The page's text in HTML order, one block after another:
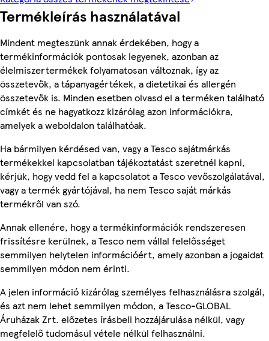
Termékleírás használatával
Mindent megteszünk annak érdekében, hogy a
termékinformációk pontosak legyenek, azonban az
élelmiszertermékek folyamatosan változnak, így az
összetevők, a tápanyagértékek, a dietetikai és allergén
összetevők is. Minden esetben olvasd el a terméken található
címkét és ne hagyatkozz kizárólag azon információkra,
amelyek a weboldalon találhatóak.
Ha bármilyen kérdésed van, vagy a Tesco sajátmárkás
termékekkel kapcsolatban tájékoztatást szeretnél kapni,
kérjük, hogy vedd fel a kapcsolatot a Tesco vevőszolgálatával,
vagy a termék gyártójával, ha nem Tesco saját márkás
termékről van szó.
Annak ellenére, hogy a termékinformációk rendszeresen
frissítésre kerülnek, a Tesco nem vállal felelősséget
semmilyen helytelen információért, amely azonban a jogaidat
semmilyen módon nem érinti.
A jelen információ kizárólag személyes felhasználásra szolgál,
és azt nem lehet semmilyen módon, a Tesco-GLOBAL
Áruházak Zrt. előzetes írásbeli hozzájárulása nélkül, vagy
megfelelő tudomásul vétele nélkül felhasználni.